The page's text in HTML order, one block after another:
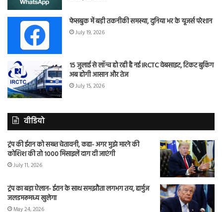
फेसबुक में बड़ी तकनीकी समस्या, दुनिया भर के यूजर्स परेशान
July 19, 2026
15 जुलाई से लॉन्च हो रही है नई IRCTC वेबसाइट, टिकट बुकिंग
अब होगी आसान और तेज
July 15, 2026
वीडियो
ट्रंप की ईरान को सख्त चेतावनी, कहा- अगर मुझे मारने की
कोशिश की तो 1000 मिसाइलें दाग दी जाएंगी
July 11, 2026
ट्रंप का बड़ा ऐलान- ईरान के साथ समझौता लगभग तय, हार्मुज
जलडमरूमध्य खुलेगा
May 24, 2026